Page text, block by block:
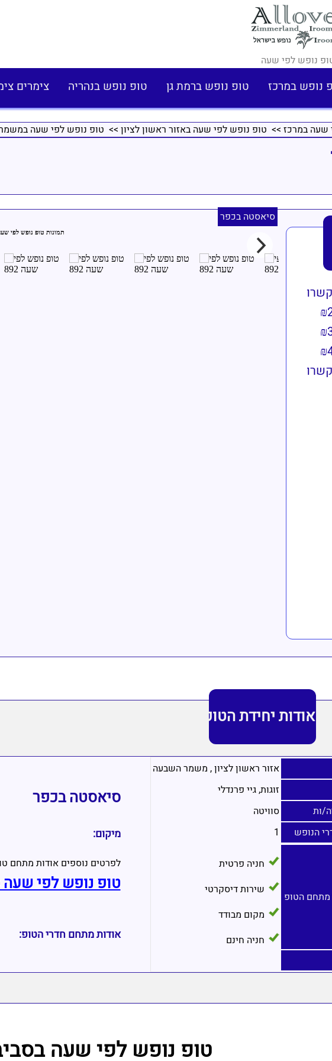
נופש לפי שעה
נופש במרכז טופ נופש ברמת גן טופ נופש בנהריה צימרים
שעה במרכז >> טופ נופש לפי שעה באזור ראשון לציון >> טופ נופש לפי שעה
סיאסטה בכפר
אודות יחידת הטופ
אזור ראשון לציון, משמר השבעה
זוגות, גיי פרנדלי
ות
סוויטה
הנופש
1
מתחם הטופ
חניה פרטית
שירות דיסקרטי
מקום מבודד
חניה חינם
סיאסטה בכפר
מיקום:
לפרטים נוספים אודות מתחם
טופ נופש לפי
אודות מתחם חדרי הטופ:
טופ נופש לפי שעה